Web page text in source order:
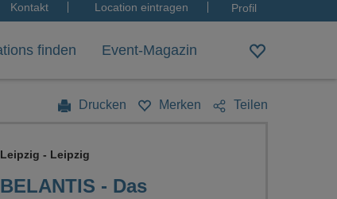
Kontakt Location eintragen Profil
finden Event-Magazin
Drucken Merken Teilen
BELANTIS - Das
Leipzig - Leipzig